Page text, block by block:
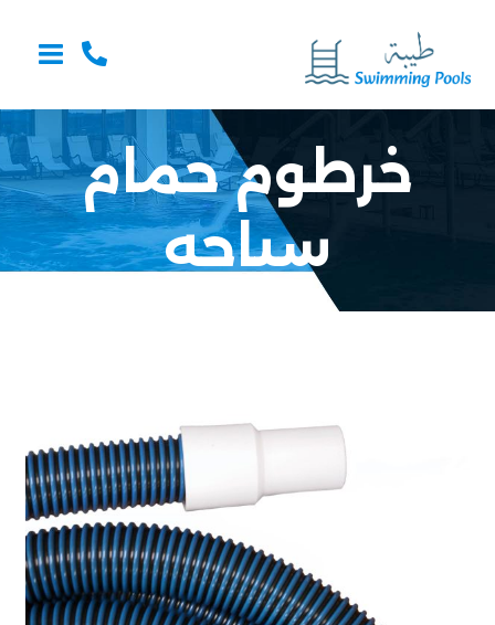
خرطوم حمام
سباحه